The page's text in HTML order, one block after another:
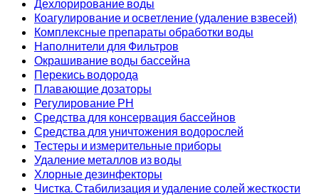
Дехлорирование воды
Коагулирование и осветление (удаление взвесей)
Комплексные препараты обработки воды
Наполнители для Фильтров
Окрашивание воды бассейна
Перекись водорода
Плавающие дозаторы
Регулирование РН
Средства для консервация бассейнов
Средства для уничтожения водорослей
Тестеры и измерительные приборы
Удаление металлов из воды
Хлорные дезинфекторы
Чистка. Стабилизация и удаление солей жесткости